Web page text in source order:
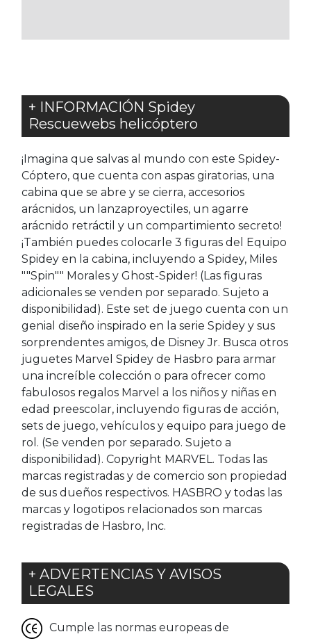
+ INFORMACIÓN Spidey
Rescuewebs helicóptero
¡Imagina que salvas al mundo con este Spidey-
Cóptero, que cuenta con aspas giratorias, una
cabina que se abre y se cierra, accesorios
arácnidos, un lanzaproyectiles, un agarre
arácnido retráctil y un compartimiento secreto!
¡También puedes colocarle 3 figuras del Equipo
Spidey en la cabina, incluyendo a Spidey, Miles
""Spin"" Morales y Ghost-Spider! (Las figuras
adicionales se venden por separado. Sujeto a
disponibilidad). Este set de juego cuenta con un
genial diseño inspirado en la serie Spidey y sus
sorprendentes amigos, de Disney Jr. Busca otros
juguetes Marvel Spidey de Hasbro para armar
una increíble colección o para ofrecer como
fabulosos regalos Marvel a los niños y niñas en
edad preescolar, incluyendo figuras de acción,
sets de juego, vehículos y equipo para juego de
rol. (Se venden por separado. Sujeto a
disponibilidad). Copyright MARVEL. Todas las
marcas registradas y de comercio son propiedad
de sus dueños respectivos. HASBRO y todas las
marcas y logotipos relacionados son marcas
registradas de Hasbro, Inc.
+ ADVERTENCIAS Y AVISOS
LEGALES
Cumple las normas europeas de